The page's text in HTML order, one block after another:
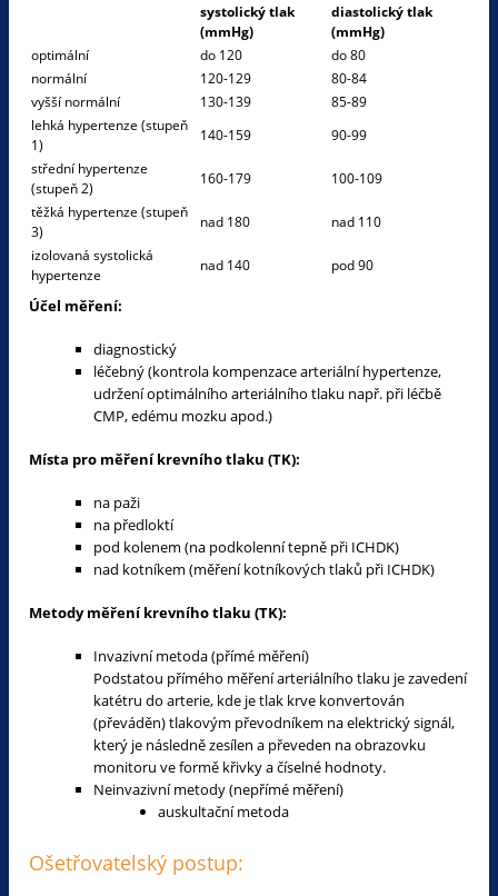
systolický tlak
(mmHg)
diastolický tlak
(mmHg)
optimální
do 120
do 80
normální
120-129
80-84
vyšší normální
130-139
85-89
lehká hypertenze (stupeň
1)
140-159
90-99
střední hypertenze
(stupeň 2)
160-179
100-109
těžká hypertenze (stupeň
3)
nad 180
nad 110
izolovaná systolická
hypertenze
nad 140 pod 90
Účel měření:
diagnostický
léčebný (kontrola kompenzace arteriální hypertenze,
udržení optimálního arteriálního tlaku např. při léčbě
CMP, edému mozku apod.)
Místa pro měření krevního tlaku (TK):
na paži
na předloktí
pod kolenem (na podkolenní tepně při ICHDK)
nad kotníkem (měření kotníkových tlaků při ICHDK)
Metody měření krevního tlaku (TK):
Invazivní metoda (přímé měření)
Podstatou přímého měření arteriálního tlaku je zavedení
katétru do arterie, kde je tlak krve konvertován
(převáděn) tlakovým převodníkem na elektrický signál,
který je následně zesílen a převeden na obrazovku
monitoru ve formě křivky a číselné hodnoty.
Neinvazivní metody (nepřímé měření)
auskultační metoda
Ošetřovatelský postup: